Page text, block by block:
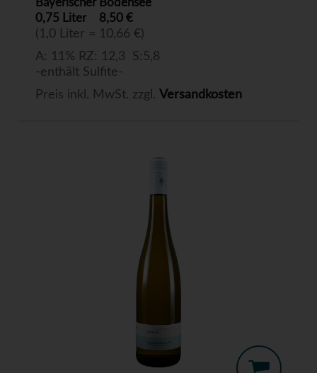
Bayerischer Bodensee
0,75 Liter
8,50 €
(1,0 Liter = 10,66 €)
A: 11% RZ: 12,3 S:5,8
-enthält Sulfite-
Preis inkl. MwSt. zzgl. Versandkosten